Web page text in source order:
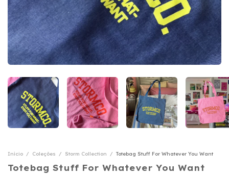
Início / Coleções / Storm Collection / Totebag Stuff For Whatever You Want
Totebag Stuff For Whatever You Want